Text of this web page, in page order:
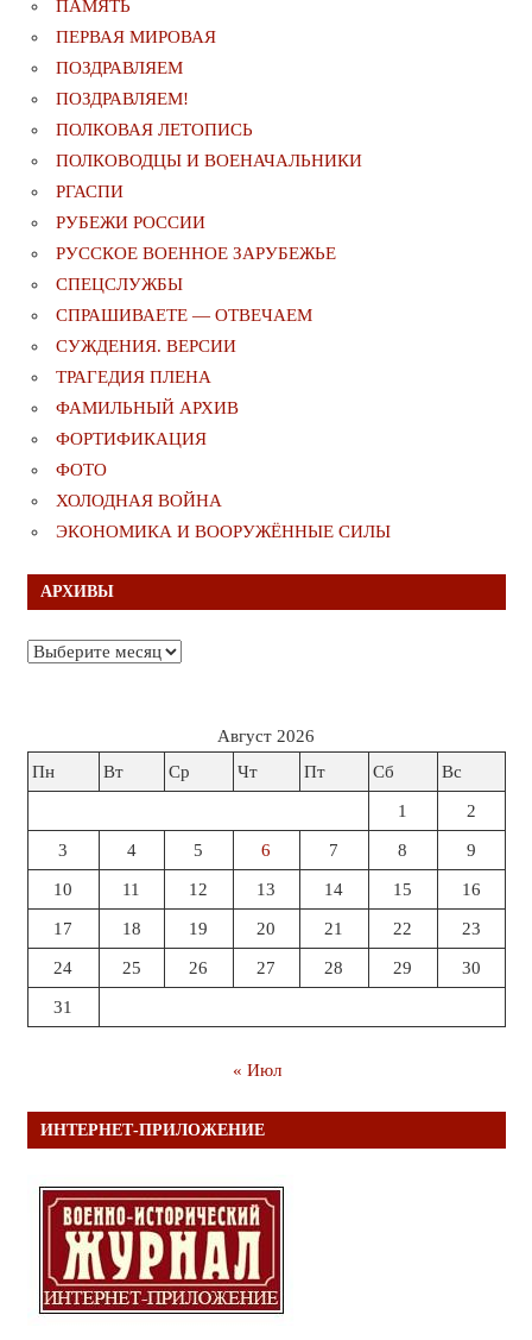
ПАМЯТЬ
ПЕРВАЯ МИРОВАЯ
ПОЗДРАВЛЯЕМ
ПОЗДРАВЛЯЕМ!
ПОЛКОВАЯ ЛЕТОПИСЬ
ПОЛКОВОДЦЫ И ВОЕНАЧАЛЬНИКИ
РГАСПИ
РУБЕЖИ РОССИИ
РУССКОЕ ВОЕННОЕ ЗАРУБЕЖЬЕ
СПЕЦСЛУЖБЫ
СПРАШИВАЕТЕ — ОТВЕЧАЕМ
СУЖДЕНИЯ. ВЕРСИИ
ТРАГЕДИЯ ПЛЕНА
ФАМИЛЬНЫЙ АРХИВ
ФОРТИФИКАЦИЯ
ФОТО
ХОЛОДНАЯ ВОЙНА
ЭКОНОМИКА И ВООРУЖЁННЫЕ СИЛЫ
АРХИВЫ
Архивы
Август 2026
Пн
Вт Ср Чт Пт Сб Вс
1 2
3 4 5 6 7 8 9
10 11 12 13 14 15 16
17 18 19 20 21 22 23
24 25 26 27 28 29 30
31
« Июл
ИНТЕРНЕТ-ПРИЛОЖЕНИЕ